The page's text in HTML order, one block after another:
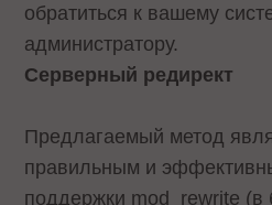
обратиться к вашему
администратору.
Серверный редирект
Предлагаемый метод
правильным и
поддержки mod_rewrite (в